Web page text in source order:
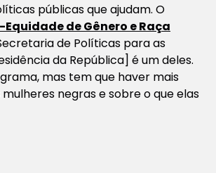
públicas que ajudam. O
de Gênero e Raça
de Políticas para as
da República] é um deles.
mas tem que haver mais
negras e sobre o que elas